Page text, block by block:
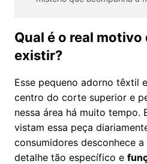
Qual é o real
existir?
Esse pequeno adorno têxtil
centro do corte superior e
nessa área há muito tempo.
vistam essa peça
consumidores desconhece a
detalhe tão específico e